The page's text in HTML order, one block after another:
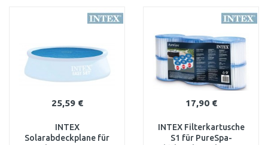
25,59 €
INTEX
Solarabdeckplane für
17,90 €
INTEX Filterkartusche
S1 für PureSpa-